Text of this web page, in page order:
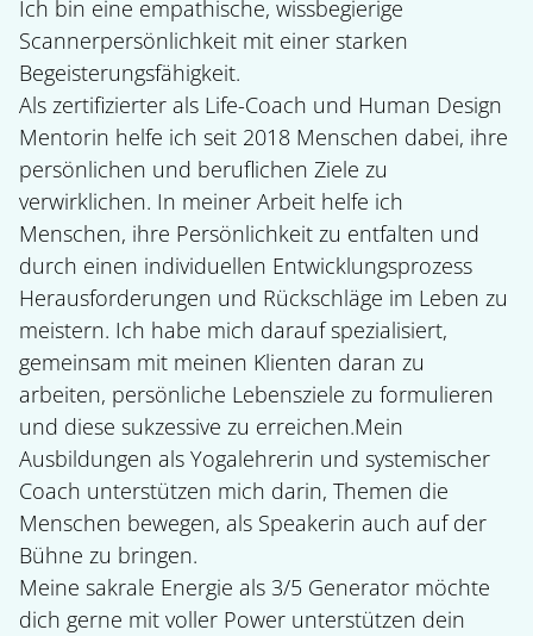
Ich bin eine empathische, wissbegierige
Scannerpersönlichkeit mit einer starken
Begeisterungsfähigkeit.
Als zertifizierter als Life-Coach und Human Design
Mentorin helfe ich seit 2018 Menschen dabei, ihre
persönlichen und beruflichen Ziele zu
verwirklichen. In meiner Arbeit helfe ich
Menschen, ihre Persönlichkeit zu entfalten und
durch einen individuellen Entwicklungsprozess
Herausforderungen und Rückschläge im Leben zu
meistern. Ich habe mich darauf spezialisiert,
gemeinsam mit meinen Klienten daran zu
arbeiten, persönliche Lebensziele zu formulieren
und diese sukzessive zu erreichen. ​ Mein
Ausbildungen als Yogalehrerin und systemischer
Coach unterstützen mich darin, Themen die
Menschen bewegen, als Speakerin auch auf der
Bühne zu bringen.
Meine sakrale Energie als 3/5 Generator möchte
dich gerne mit voller Power unterstützen dein